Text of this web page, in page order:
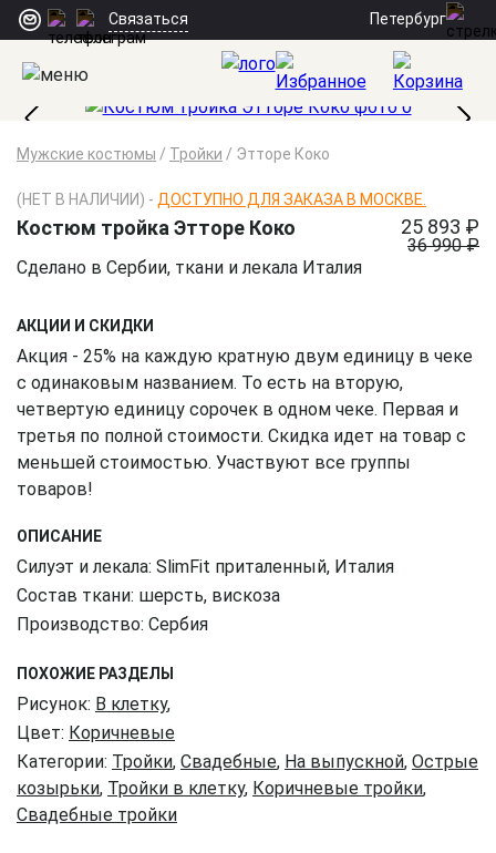
Связаться Петербург
Мужские костюмы / Тройки / Этторе Коко
(НЕТ В НАЛИЧИИ) - ДОСТУПНО ДЛЯ ЗАКАЗА В МОСКВЕ.
Костюм тройка Этторе Коко 25 893 ₽
36 990 ₽
Сделано в Сербии, ткани и лекала Италия
АКЦИИ И СКИДКИ
Акция - 25% на каждую кратную двум единицу в чеке
с одинаковым названием. То есть на вторую,
четвертую единицу сорочек в одном чеке. Первая и
третья по полной стоимости. Скидка идет на товар с
меньшей стоимостью. Участвуют все группы
товаров!
ОПИСАНИЕ
Силуэт и лекала: SlimFit приталенный, Италия
Состав ткани: шерсть, вискоза
Производство: Сербия
ПОХОЖИЕ РАЗДЕЛЫ
Рисунок: В клетку,
Цвет: Коричневые
Категории: Тройки, Свадебные, На выпускной, Острые
козырьки, Тройки в клетку, Коричневые тройки,
Свадебные тройки